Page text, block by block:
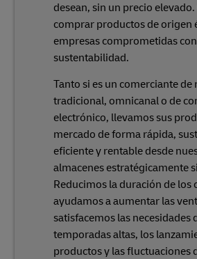
desean, sin un precio
comprar productos de origen
empresas comprometidas
sustentabilidad.
Tanto si es un comerciante de
tradicional, omnicanal o de
electrónico, llevamos sus
mercado de forma rápida,
eficiente y rentable desde
almacenes estratégicamente
Reducimos la duración de los
ayudamos a aumentar las
satisfacemos las necesidades
temporadas altas, los
productos y las fluctuaciones